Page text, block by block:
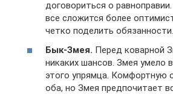
договориться о
все сложится более
четко поделить обязанности.
Бык-Змея. Перед коварной
никаких шансов. Змея умело
этого упрямца. Комфортную
оба, но Змея предпочитает